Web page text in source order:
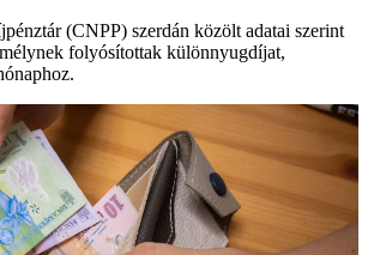
(CNPP) szerdán közölt adatai szerint
folyósítottak különnyugdíjat,